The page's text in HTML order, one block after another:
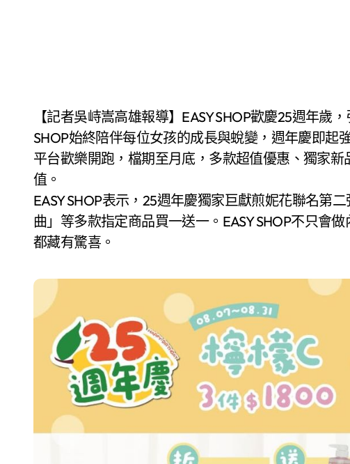
【記者吳峙嵩高雄報導】EASY SHOP歡慶25週年歲，引領台灣內衣潮流四分之一世紀，EASY
SHOP始終陪伴每位女孩的成長與蛻變，週年慶即起
平台歡樂開跑，檔期至月底，多款超值優惠、獨家
值。
EASY SHOP表示，25週年慶獨家巨獻煎妮花聯名第
曲」等多款指定商品買一送一。EASY SHOP不只會
都藏有驚喜。